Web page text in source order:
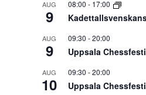
AUG
9
08:00 - 17:00
AUG
9
09:30 -20:00
Uppsala
AUG
10
09:30 -20:00
Uppsala